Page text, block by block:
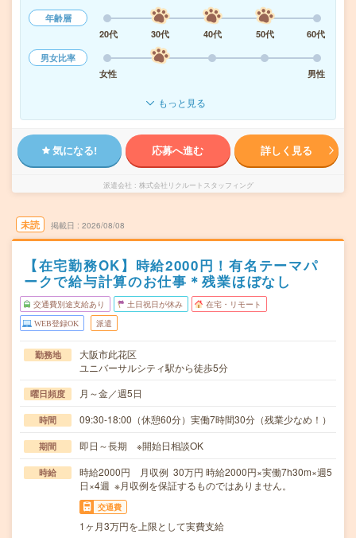
年齢層
20代
30代 40代 50代
60代
男女比率
女性
男性
もっと見る
気になる! 応募へ進む 詳しく見る
派遣会社 株式会社リクルートスタッフィング
未読 掲載日 2026/08/08
【在宅勤務OK】時給2000円！有名テーマパ
ークで給与計算のお仕事＊残業ほぼなし
交通費別途支給あり 土日祝日が休み 在宅・リモート
WEB登録OK 派遣
勤務地
大阪市此花区
ユニバーサルシティ駅から徒歩5分
曜日頻度 月～金／週5日
時間 09:30-18:00（休憩60分）実働7時間30分（残業少なめ！）
期間 即日～長期 ※開始日相談OK
時給
時給2000円 月収例 30万円 時給2000円×実働7h30m×週5
日×4週 ※月収例を保証するものではありません。
交通費
1ヶ月3万円を上限として実費支給